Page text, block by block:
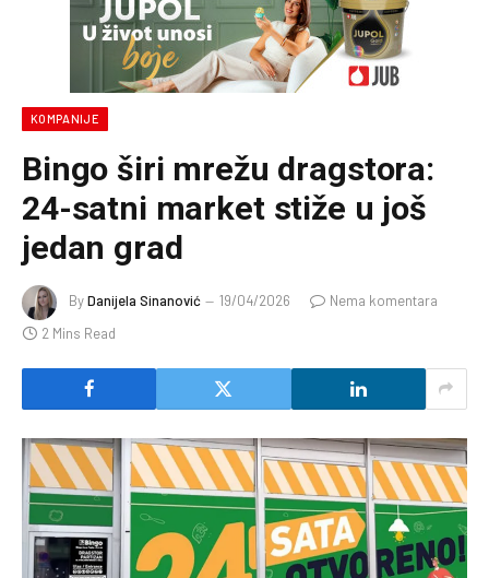
KOMPANIJE
Bingo širi mrežu dragstora:
24-satni market stiže u još
jedan grad
ByDanijela Sinanović 19/04/2026
Nema komentara
2 Mins Read